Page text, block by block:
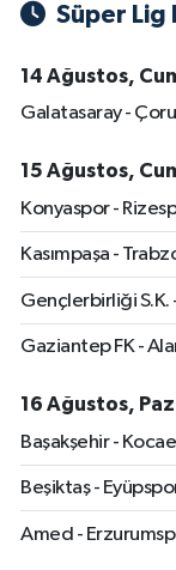
Süper Lig
14 Ağustos,
Galatasaray -
15 Ağustos,
Konyaspor -
Kasımpaşa -
Gençlerbirliği S.K.
Gaziantep FK -
16 Ağustos,
Başakşehir -
Beşiktaş -
Amed -